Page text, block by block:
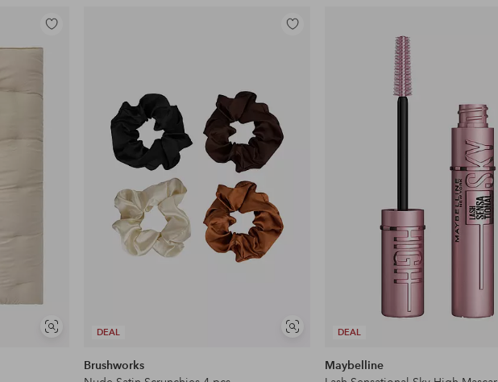
Näytä
Lisää
suosikkeihin
DEAL
Näytä
Lisää
Brushworks
DEAL
Maybelline